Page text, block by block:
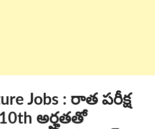
Jobs : రాత పరీక్ష
అర్హతతో